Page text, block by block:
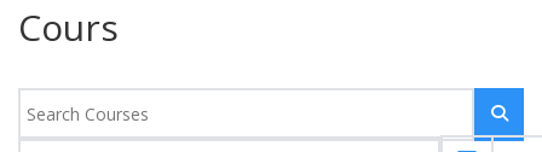
Cours